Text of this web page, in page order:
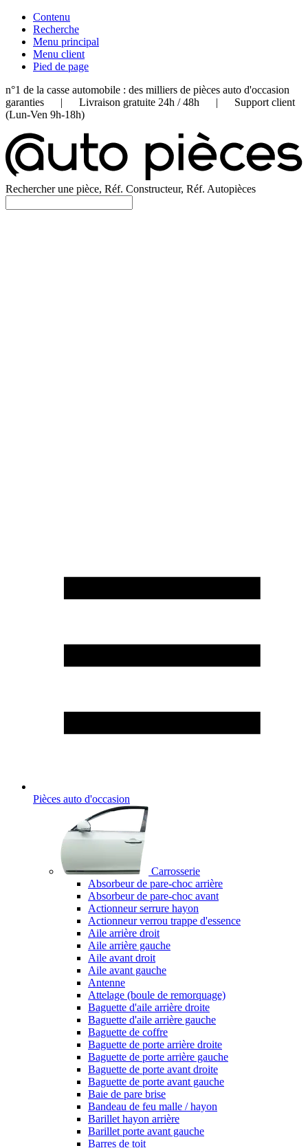
Contenu
Recherche
Menu principal
Menu client
Pied de page
n°1 de la casse automobile : des milliers de pièces auto d'occasion
garanties | Livraison gratuite 24h / 48h | Support client
(Lun-Ven 9h-18h)
Rechercher une pièce, Réf. Constructeur, Réf. Autopièces
Pièces auto d'occasion
Carrosserie
Absorbeur de pare-choc arrière
Absorbeur de pare-choc avant
Actionneur serrure hayon
Actionneur verrou trappe d'essence
Aile arrière droit
Aile arrière gauche
Aile avant droit
Aile avant gauche
Antenne
Attelage (boule de remorquage)
Baguette d'aile arrière droite
Baguette d'aile arrière gauche
Baguette de coffre
Baguette de porte arrière droite
Baguette de porte arrière gauche
Baguette de porte avant droite
Baguette de porte avant gauche
Baie de pare brise
Bandeau de feu malle / hayon
Barillet hayon arrière
Barillet porte avant gauche
Barres de toit